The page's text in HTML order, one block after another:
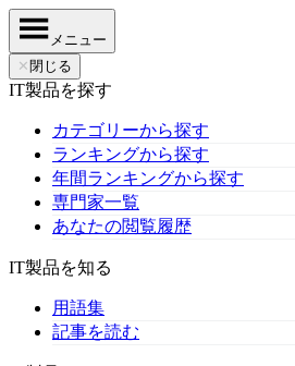
メニュー
✕ 閉じる
IT製品を探す
カテゴリーから探す
ランキングから探す
年間ランキングから探す
専門家一覧
あなたの閲覧履歴
IT製品を知る
用語集
記事を読む